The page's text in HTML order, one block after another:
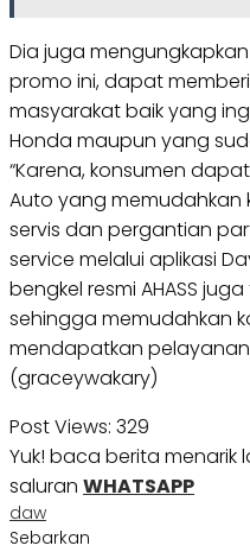
Dia juga
promo ini, dapat
masyarakat baik yang
Honda maupun yang
“Karena, konsumen
Auto yang memudahkan
servis dan pergantian
service melalui aplikasi
bengkel resmi AHASS
sehingga memudahkan
mendapatkan pelayanan
(graceywakary)
Post Views: 329
Yuk! baca berita menarik
saluran WHATSAPP
daw
Sebarkan